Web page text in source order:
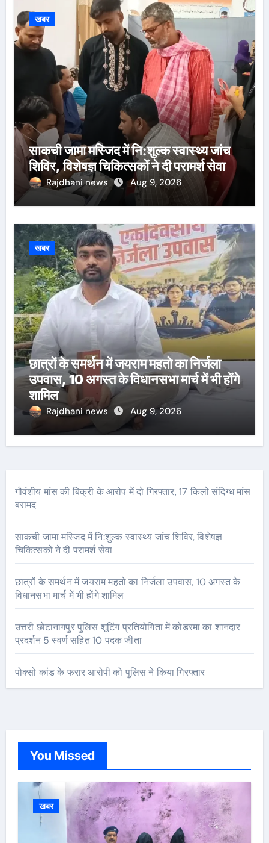
खबर
साकची जामा मस्जिद में नि:शुल्क स्वास्थ्य जांच
शिविर, विशेषज्ञ चिकित्सकों ने दी परामर्श सेवा
Rajdhani news Aug 9, 2026
खबर
छात्रों के समर्थन में जयराम महतो का निर्जला
उपवास, 10 अगस्त के विधानसभा मार्च में भी होंगे
शामिल
Rajdhani news Aug 9, 2026
गौवंशीय मांस की बिक्री के आरोप में दो गिरफ्तार, 17 किलो संदिग्ध मांस
बरामद
साकची जामा मस्जिद में नि:शुल्क स्वास्थ्य जांच शिविर, विशेषज्ञ
चिकित्सकों ने दी परामर्श सेवा
छात्रों के समर्थन में जयराम महतो का निर्जला उपवास, 10 अगस्त के
विधानसभा मार्च में भी होंगे शामिल
उत्तरी छोटानागपुर पुलिस शूटिंग प्रतियोगिता में कोडरमा का शानदार
प्रदर्शन 5 स्वर्ण सहित 10 पदक जीता
पोक्सो कांड के फरार आरोपी को पुलिस ने किया गिरफ्तार
You Missed
खबर